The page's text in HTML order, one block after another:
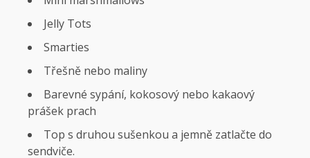
Jelly Tots
Smarties
Třešně nebo maliny
Barevné sypání, kokosový nebo kakaový
prášek prach
Top s druhou sušenkou a jemně zatlačte do
sendviče.